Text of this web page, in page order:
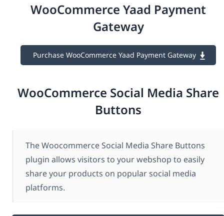
WooCommerce Yaad Payment
Gateway
Purchase WooCommerce Yaad Payment Gateway
WooCommerce Social Media Share
Buttons
The Woocommerce Social Media Share Buttons
plugin allows visitors to your webshop to easily
share your products on popular social media
platforms.